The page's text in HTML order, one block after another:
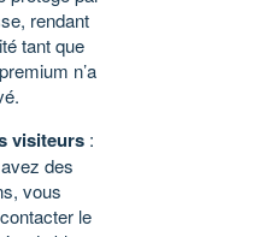
rendant
tant que
n’a
visiteurs :
des
vous
le